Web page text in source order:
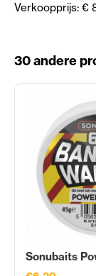
Verkoopprijs: €
30 andere
Sonubaits